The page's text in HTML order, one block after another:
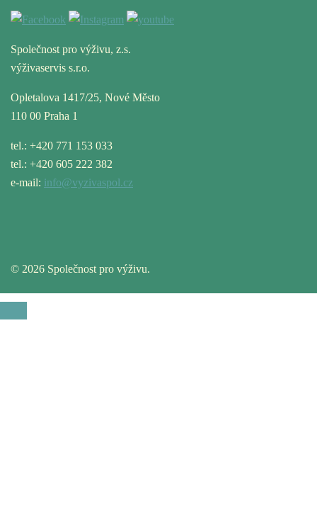
Společnost pro výživu, z.s.
výživaservis s.r.o.
Opletalova 1417/25, Nové Město
110 00 Praha 1
tel.: +420 771 153 033
tel.: +420 605 222 382
e-mail: info@vyzivaspol.cz
© 2026 Společnost pro výživu.